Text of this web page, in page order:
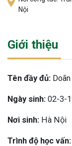
Nội
Giới thiệu
Tên đầy đủ:
Ngày sinh: 02-3-
Nơi sinh: Hà Nội
Trình độ học vấn: